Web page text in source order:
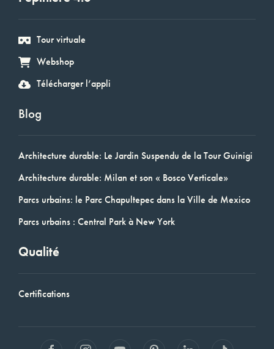
Tour virtuale
Webshop
Télécharger l’appli
Blog
Architecture durable: Le Jardin Suspendu de la Tour Guinigi
Architecture durable: Milan et son « Bosco Verticale»
Parcs urbains: le Parc Chapultepec dans la Ville de Mexico
Parcs urbains : Central Park à New York
Qualité
Certifications